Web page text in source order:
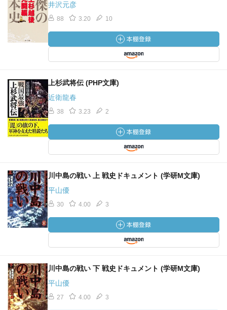
井沢元彦
88 3.20 10
上杉武将伝 (PHP文庫)
近衛龍春
38 3.23 2
川中島の戦い 上 戦史ドキュメント (学研M文庫)
平山優
30 4.00 3
川中島の戦い 下 戦史ドキュメント (学研M文庫)
平山優
27 4.00 3